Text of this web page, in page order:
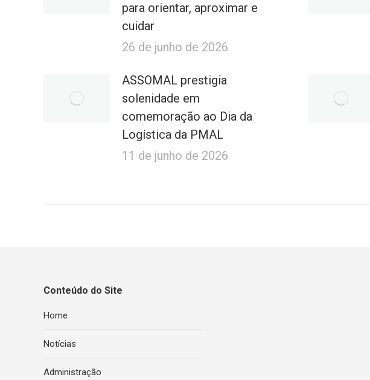
para orientar, aproximar e
cuidar
26 de junho de 2026
ASSOMAL prestigia
solenidade em
comemoração ao Dia da
Logística da PMAL
11 de junho de 2026
Conteúdo do Site
Home
Notícias
Administração